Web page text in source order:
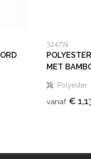
324774
MET
Polyester
vanaf €